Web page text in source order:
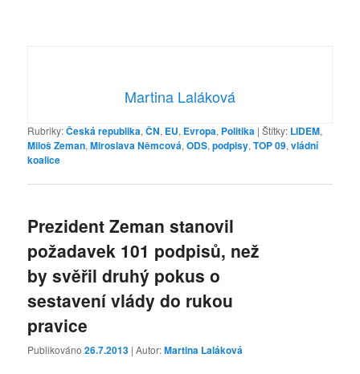
Martina Laláková
Rubriky:Česká republika,ČN, EU, Evropa, Politika |Štítky: LIDEM,
Miloš Zeman,Miroslava Němcová,ODS,podpisy,TOP 09,vládní
koalice
Prezident Zeman stanovil
požadavek 101 podpisů, než
by svěřil druhý pokus o
sestavení vlády do rukou
pravice
Publikováno26.7.2013 | Autor:Martina Laláková